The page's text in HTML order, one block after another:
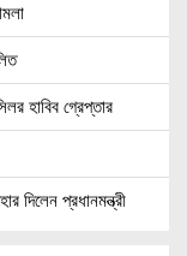
হাবিব গ্রেপ্তার
দিলেন প্রধানমন্ত্রী